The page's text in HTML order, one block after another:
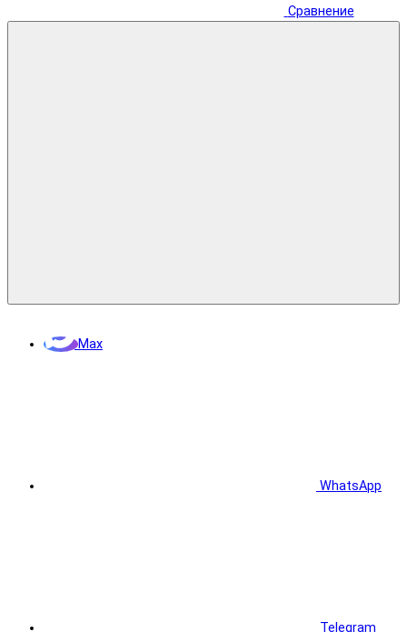
Сравнение
Max
WhatsApp
Telegram